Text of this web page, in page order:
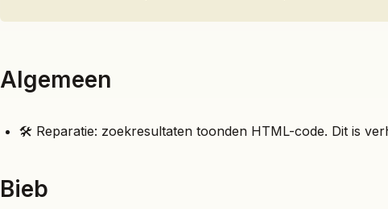
Algemeen
🛠 Reparatie: zoekresultaten toonden HTML-code. Dit is
Bieb